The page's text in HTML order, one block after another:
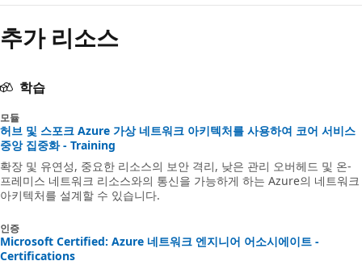
추가 리소스
학습
모듈
허브 및 스포크 Azure 가상 네트워크 아키텍처를 사용하여 코어 서비스
중앙 집중화 - Training
확장 및 유연성, 중요한 리소스의 보안 격리, 낮은 관리 오버헤드 및 온-
프레미스 네트워크 리소스와의 통신을 가능하게 하는 Azure의 네트워크
아키텍처를 설계할 수 있습니다.
인증
Microsoft Certified: Azure 네트워크 엔지니어 어소시에이트 -
Certifications